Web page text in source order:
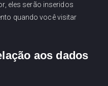
eles serão inseridos
quando você visitar
aos dados